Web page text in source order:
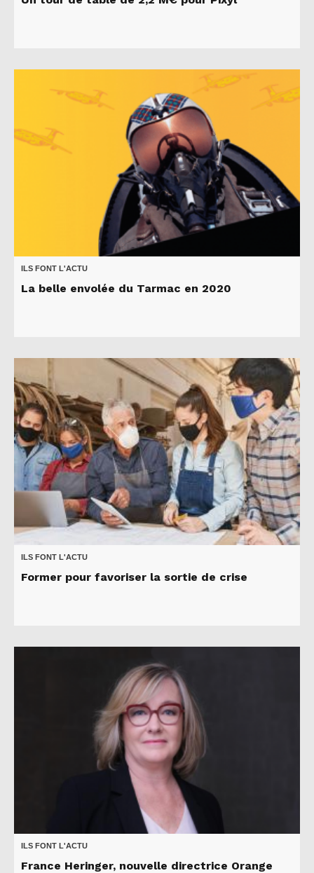
ILS FONT L'ACTU
La belle envolée du Tarmac en 2020
ILS FONT L'ACTU
Former pour favoriser la sortie de crise
ILS FONT L'ACTU
France Heringer, nouvelle directrice Orange